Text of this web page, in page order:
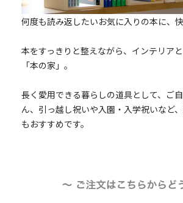
何度も読み返したいお気に入りの本に、快
本をすっきりと整えながら、インテリア
「本の家」。
長く愛用できる暮らしの道具として、ご
ん、引っ越し祝いや入園・入学祝いなど
もおすすめです。